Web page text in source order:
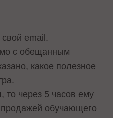
email.
с обещанным
какое полезное
то через 5 часов ему
обучающего